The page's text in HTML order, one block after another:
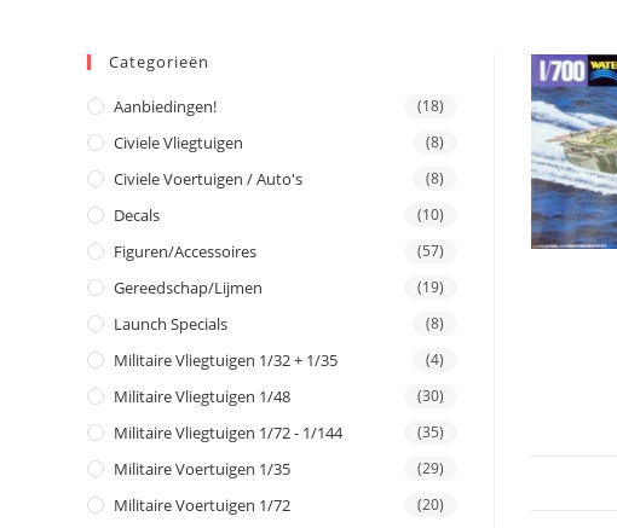
Categorieën
Aanbiedingen! (18)
Civiele Vliegtuigen (8)
Civiele Voertuigen / Auto's (8)
Decals (10)
Figuren/Accessoires (57)
Gereedschap/Lijmen (19)
Launch Specials (8)
Militaire Vliegtuigen 1/32 + 1/35 (4)
Militaire Vliegtuigen 1/48 (30)
Militaire Vliegtuigen 1/72 - 1/144 (35)
Militaire Voertuigen 1/35 (29)
Militaire Voertuigen 1/72 (20)